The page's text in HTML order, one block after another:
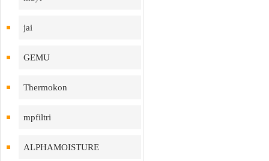
jai
GEMU
Thermokon
mpfiltri
ALPHAMOISTURE